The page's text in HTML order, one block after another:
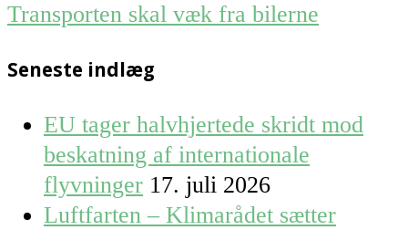
Transporten skal væk fra bilerne
Seneste indlæg
EU tager halvhjertede skridt mod
beskatning af internationale
flyvninger 17. juli 2026
Luftfarten – Klimarådet sætter